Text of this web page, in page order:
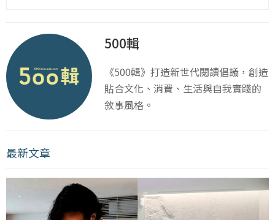
500輯
《500輯》打造新世代閱讀倡議，創造
貼合文化、消費、生活與自我實踐的
敘事風格。
最新文章